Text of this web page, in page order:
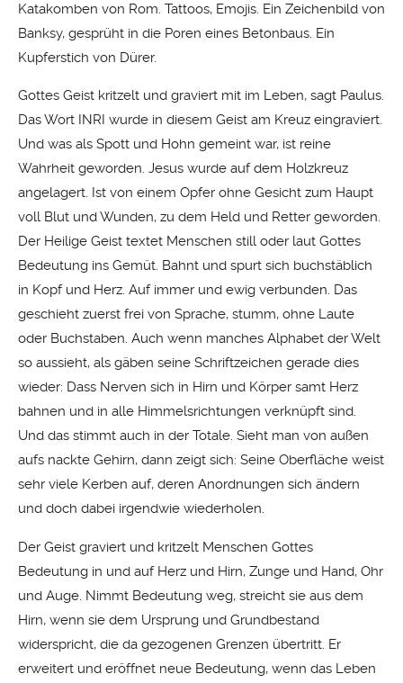
Katakomben von Rom. Tattoos, Emojis. Ein Zeichenbild von
Banksy, gesprüht in die Poren eines Betonbaus. Ein
Kupferstich von Dürer.
Gottes Geist kritzelt und graviert mit im Leben, sagt Paulus.
Das Wort INRI wurde in diesem Geist am Kreuz eingraviert.
Und was als Spott und Hohn gemeint war, ist reine
Wahrheit geworden. Jesus wurde auf dem Holzkreuz
angelagert. Ist von einem Opfer ohne Gesicht zum Haupt
voll Blut und Wunden, zu dem Held und Retter geworden.
Der Heilige Geist textet Menschen still oder laut Gottes
Bedeutung ins Gemüt. Bahnt und spurt sich buchstäblich
in Kopf und Herz. Auf immer und ewig verbunden. Das
geschieht zuerst frei von Sprache, stumm, ohne Laute
oder Buchstaben. Auch wenn manches Alphabet der Welt
so aussieht, als gäben seine Schriftzeichen gerade dies
wieder: Dass Nerven sich in Hirn und Körper samt Herz
bahnen und in alle Himmelsrichtungen verknüpft sind.
Und das stimmt auch in der Totale. Sieht man von außen
aufs nackte Gehirn, dann zeigt sich: Seine Oberfläche weist
sehr viele Kerben auf, deren Anordnungen sich ändern
und doch dabei irgendwie wiederholen.
Der Geist graviert und kritzelt Menschen Gottes
Bedeutung in und auf Herz und Hirn, Zunge und Hand, Ohr
und Auge. Nimmt Bedeutung weg, streicht sie aus dem
Hirn, wenn sie dem Ursprung und Grundbestand
widerspricht, die da gezogenen Grenzen übertritt. Er
erweitert und eröffnet neue Bedeutung, wenn das Leben